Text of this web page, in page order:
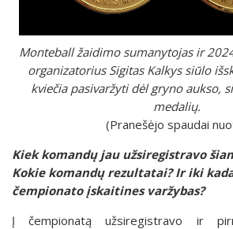
Monteball žaidimo sumanytojas ir
organizatorius Sigitas Kalkys siūlo
kviečia pasivaržyti dėl gryno aukso,
medalių.
(Pranešėjo spaudai
Kiek komandų jau užsiregistravo
Kokie komandų rezultatai? Ir iki
čempionato įskaitines varžybas?
Į čempionatą užsiregistravo ir